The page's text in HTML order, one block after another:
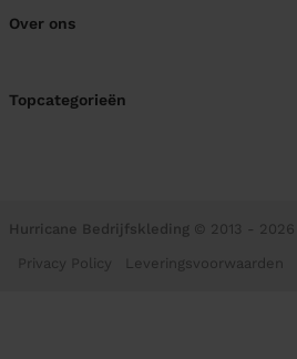
Over ons
Topcategorieën
Hurricane Bedrijfskleding © 2013 - 2026
Privacy Policy Leveringsvoorwaarden